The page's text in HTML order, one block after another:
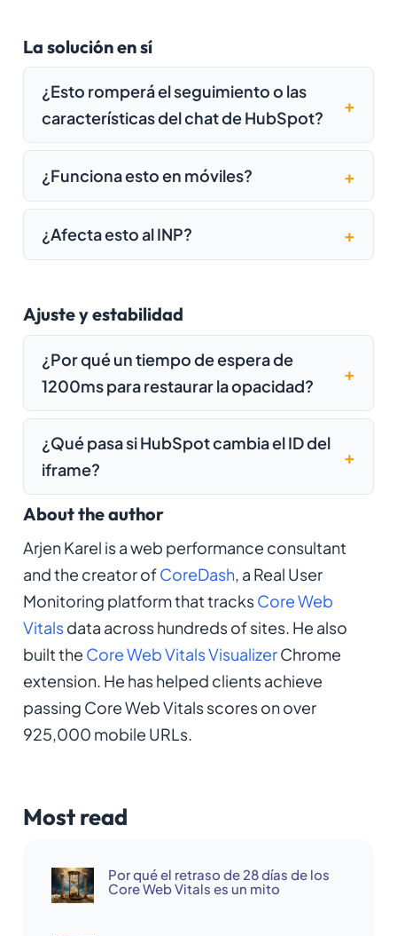
La solución en sí
¿Esto romperá el seguimiento o las
características del chat de HubSpot?
¿Funciona esto en móviles?
¿Afecta esto al INP?
Ajuste y estabilidad
¿Por qué un tiempo de espera de
1200ms para restaurar la opacidad?
¿Qué pasa si HubSpot cambia el ID del
iframe?
About the author
Arjen Karel is a web performance consultant
and the creator ofCoreDash, a Real User
Monitoring platform that tracksCore Web
Vitalsdata across hundreds of sites. He also
built the Core Web Vitals VisualizerChrome
extension. He has helped clients achieve
passing Core Web Vitals scores on over
925,000 mobile URLs.
Most read
Por qué el retraso de 28 días de los
Core Web Vitals es un mito